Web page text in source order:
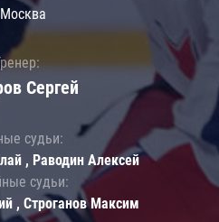
Сергей
судьи:
, Раводин Алексей
судьи:
, Строганов Максим